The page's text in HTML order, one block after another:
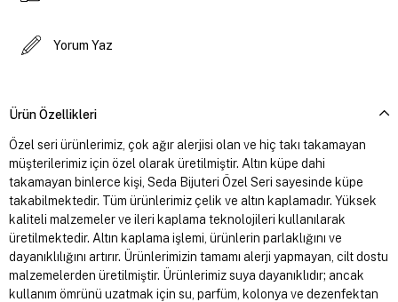
Yorum Yaz
Ürün Özellikleri
Özel seri ürünlerimiz, çok ağır alerjisi olan ve hiç takı takamayan
müşterilerimiz için özel olarak üretilmiştir. Altın küpe dahi
takamayan binlerce kişi, Seda Bijuteri Özel Seri sayesinde küpe
takabilmektedir. Tüm ürünlerimiz çelik ve altın kaplamadır. Yüksek
kaliteli malzemeler ve ileri kaplama teknolojileri kullanılarak
üretilmektedir. Altın kaplama işlemi, ürünlerin parlaklığını ve
dayanıklılığını artırır. Ürünlerimizin tamamı alerji yapmayan, cilt dostu
malzemelerden üretilmiştir. Ürünlerimiz suya dayanıklıdır; ancak
kullanım ömrünü uzatmak için su, parfüm, kolonya ve dezenfektan